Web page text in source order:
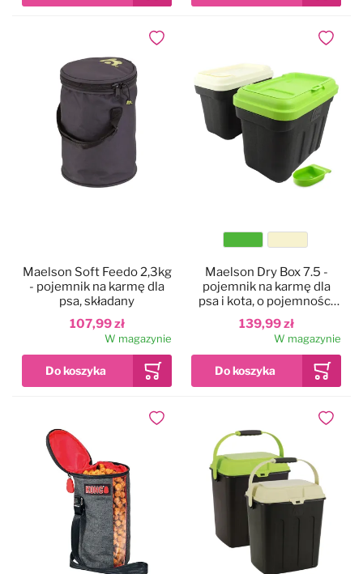
107,99 zł
Maelson Soft Feedo 2,3kg
- pojemnik na karmę dla
psa, składany
W magazynie
Dodaj do ulubionych
Kolor
139,99 zł
Maelson Dry Box 7.5 -
pojemnik na karmę dla
psa i kota, o pojemności
7,5kg
W magazynie
Dodaj
Dodaj do ulubionych Dodaj